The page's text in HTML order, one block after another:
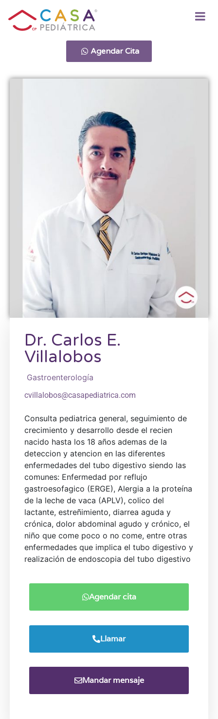
Agendar Cita
Dr. Carlos E.
Villalobos
Gastroenterología
cvillalobos@casapediatrica.com
Consulta pediatrica general, seguimiento de
crecimiento y desarrollo desde el recien
nacido hasta los 18 años ademas de la
deteccion y atencion en las diferentes
enfermedades del tubo digestivo siendo las
comunes: Enfermedad por reflujo
gastroesofagico (ERGE), Alergia a la proteína
de la leche de vaca (APLV), colico del
lactante, estreñimiento, diarrea aguda y
crónica, dolor abdominal agudo y crónico, el
niño que come poco o no come, entre otras
enfermedades que implica el tubo digestivo y
realización de endoscopia del tubo digestivo
Agendar cita
Llamar
Mandar mensaje